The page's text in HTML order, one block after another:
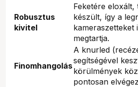
Robusztus
kivitel
Feketére
készült, így a
kameraszetteket
megtartja.
Finomhangolás
A knurled
segítségével
körülmények
pontosan